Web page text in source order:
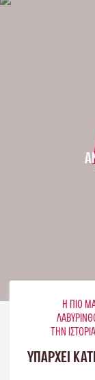
Η ΠΙΟ
ΤΗΝ
ΥΠΑΡΧΕΙ